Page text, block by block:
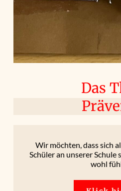
Das
Wir möchten, dass sich
Schüler an unserer
wohl